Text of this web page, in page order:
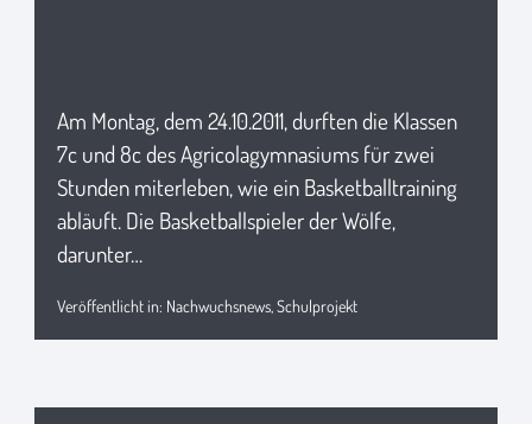
Am Montag, dem 24.10.2011, durften die Klassen
7c und 8c des Agricolagymnasiums für zwei
Stunden miterleben, wie ein Basketballtraining
abläuft. Die Basketballspieler der Wölfe,
darunter…
Veröffentlicht in: Nachwuchsnews, Schulprojekt